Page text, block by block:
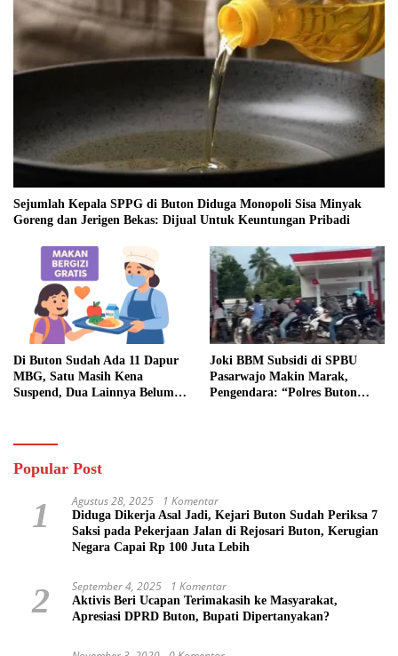
Sejumlah Kepala SPPG di Buton Diduga Monopoli Sisa Minyak
Goreng dan Jerigen Bekas: Dijual Untuk Keuntungan Pribadi
Di Buton Sudah Ada 11 Dapur
MBG, Satu Masih Kena
Suspend, Dua Lainnya Belum
Joki BBM Subsidi di SPBU
Pasarwajo Makin Marak,
Pengendara: “Polres Buton
Popular Post
1 Agustus 28, 2025 1 Komentar
Diduga Dikerja Asal Jadi, Kejari Buton Sudah Periksa 7
Saksi pada Pekerjaan Jalan di Rejosari Buton, Kerugian
Negara Capai Rp 100 Juta Lebih
2 September 4, 2025 1 Komentar
Aktivis Beri Ucapan Terimakasih ke Masyarakat,
Apresiasi DPRD Buton, Bupati Dipertanyakan?